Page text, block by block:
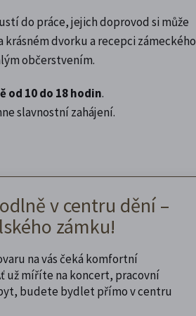
do práce, jejich doprovod si může
dvorku a recepci zámeckého
občerstvením.
od 10 do 18 hodin.
slavnostní zahájení.
v centru dění –
zámku!
na vás čeká komfortní
už míříte na koncert, pracovní
budete bydlet přímo v centru